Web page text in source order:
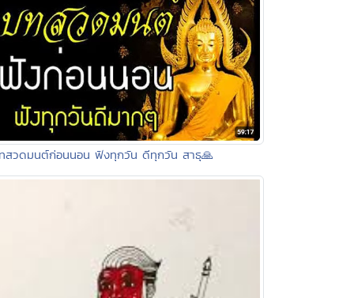
สวดมนต์ก่อนนอน ฟังทุกวัน ดีทุกวัน สาธุ🙏